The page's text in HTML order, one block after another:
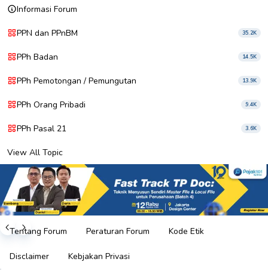
Informasi Forum
PPN dan PPnBM 35.2K
PPh Badan 14.5K
PPh Pemotongan / Pemungutan 13.9K
PPh Orang Pribadi 9.4K
PPh Pasal 21 3.6K
View All Topic
Tentang Forum Peraturan Forum Kode Etik
Disclaimer Kebjakan Privasi